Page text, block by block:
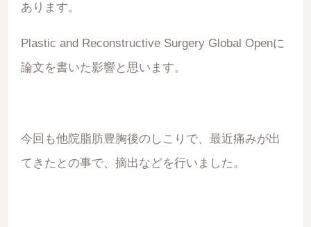
あります。
Plastic and Reconstructive Surgery Global Openに
論文を書いた影響と思います。
今回も他院脂肪豊胸後のしこりで、最近痛みが出
てきたとの事で、摘出などを行いました。